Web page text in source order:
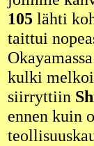
105 lähti
taittui
kulki
siirryttiin
ennen kuin